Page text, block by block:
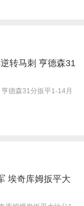
转马刺 亨德森31
德森31分扳平1-14月
埃奇库姆扳平大